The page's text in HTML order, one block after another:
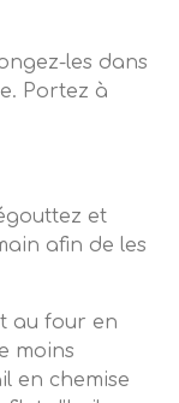
les dans
Portez à
et
afin de les
au four en
moins
en chemise